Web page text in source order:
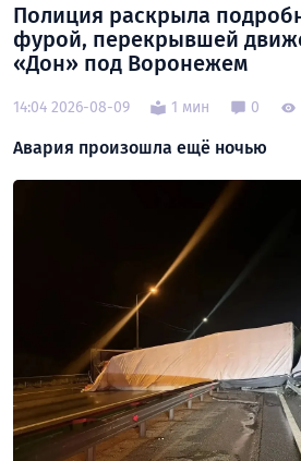
Полиция раскрыла
фурой, перекрывшей
«Дон» под Воронежем
14:04 2026-08-09 1 мин 0
Авария произошла ещё ночью